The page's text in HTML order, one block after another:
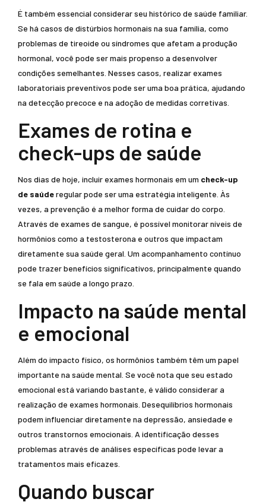
É também essencial considerar seu histórico de saúde familiar.
Se há casos de distúrbios hormonais na sua família, como
problemas de tireoide ou síndromes que afetam a produção
hormonal, você pode ser mais propenso a desenvolver
condições semelhantes. Nesses casos, realizar exames
laboratoriais preventivos pode ser uma boa prática, ajudando
na detecção precoce e na adoção de medidas corretivas.
Exames de rotina e
check-ups de saúde
Nos dias de hoje, incluir exames hormonais em um check-up
de saúderegular pode ser uma estratégia inteligente. Às
vezes, a prevenção é a melhor forma de cuidar do corpo.
Através de exames de sangue, é possível monitorar níveis de
hormônios como a testosterona e outros que impactam
diretamente sua saúde geral. Um acompanhamento contínuo
pode trazer benefícios significativos, principalmente quando
se fala em saúde a longo prazo.
Impacto na saúde mental
e emocional
Além do impacto físico, os hormônios também têm um papel
importante na saúde mental. Se você nota que seu estado
emocional está variando bastante, é válido considerar a
realização de exames hormonais. Desequilíbrios hormonais
podem influenciar diretamente na depressão, ansiedade e
outros transtornos emocionais. A identificação desses
problemas através de análises específicas pode levar a
tratamentos mais eficazes.
Quando buscar